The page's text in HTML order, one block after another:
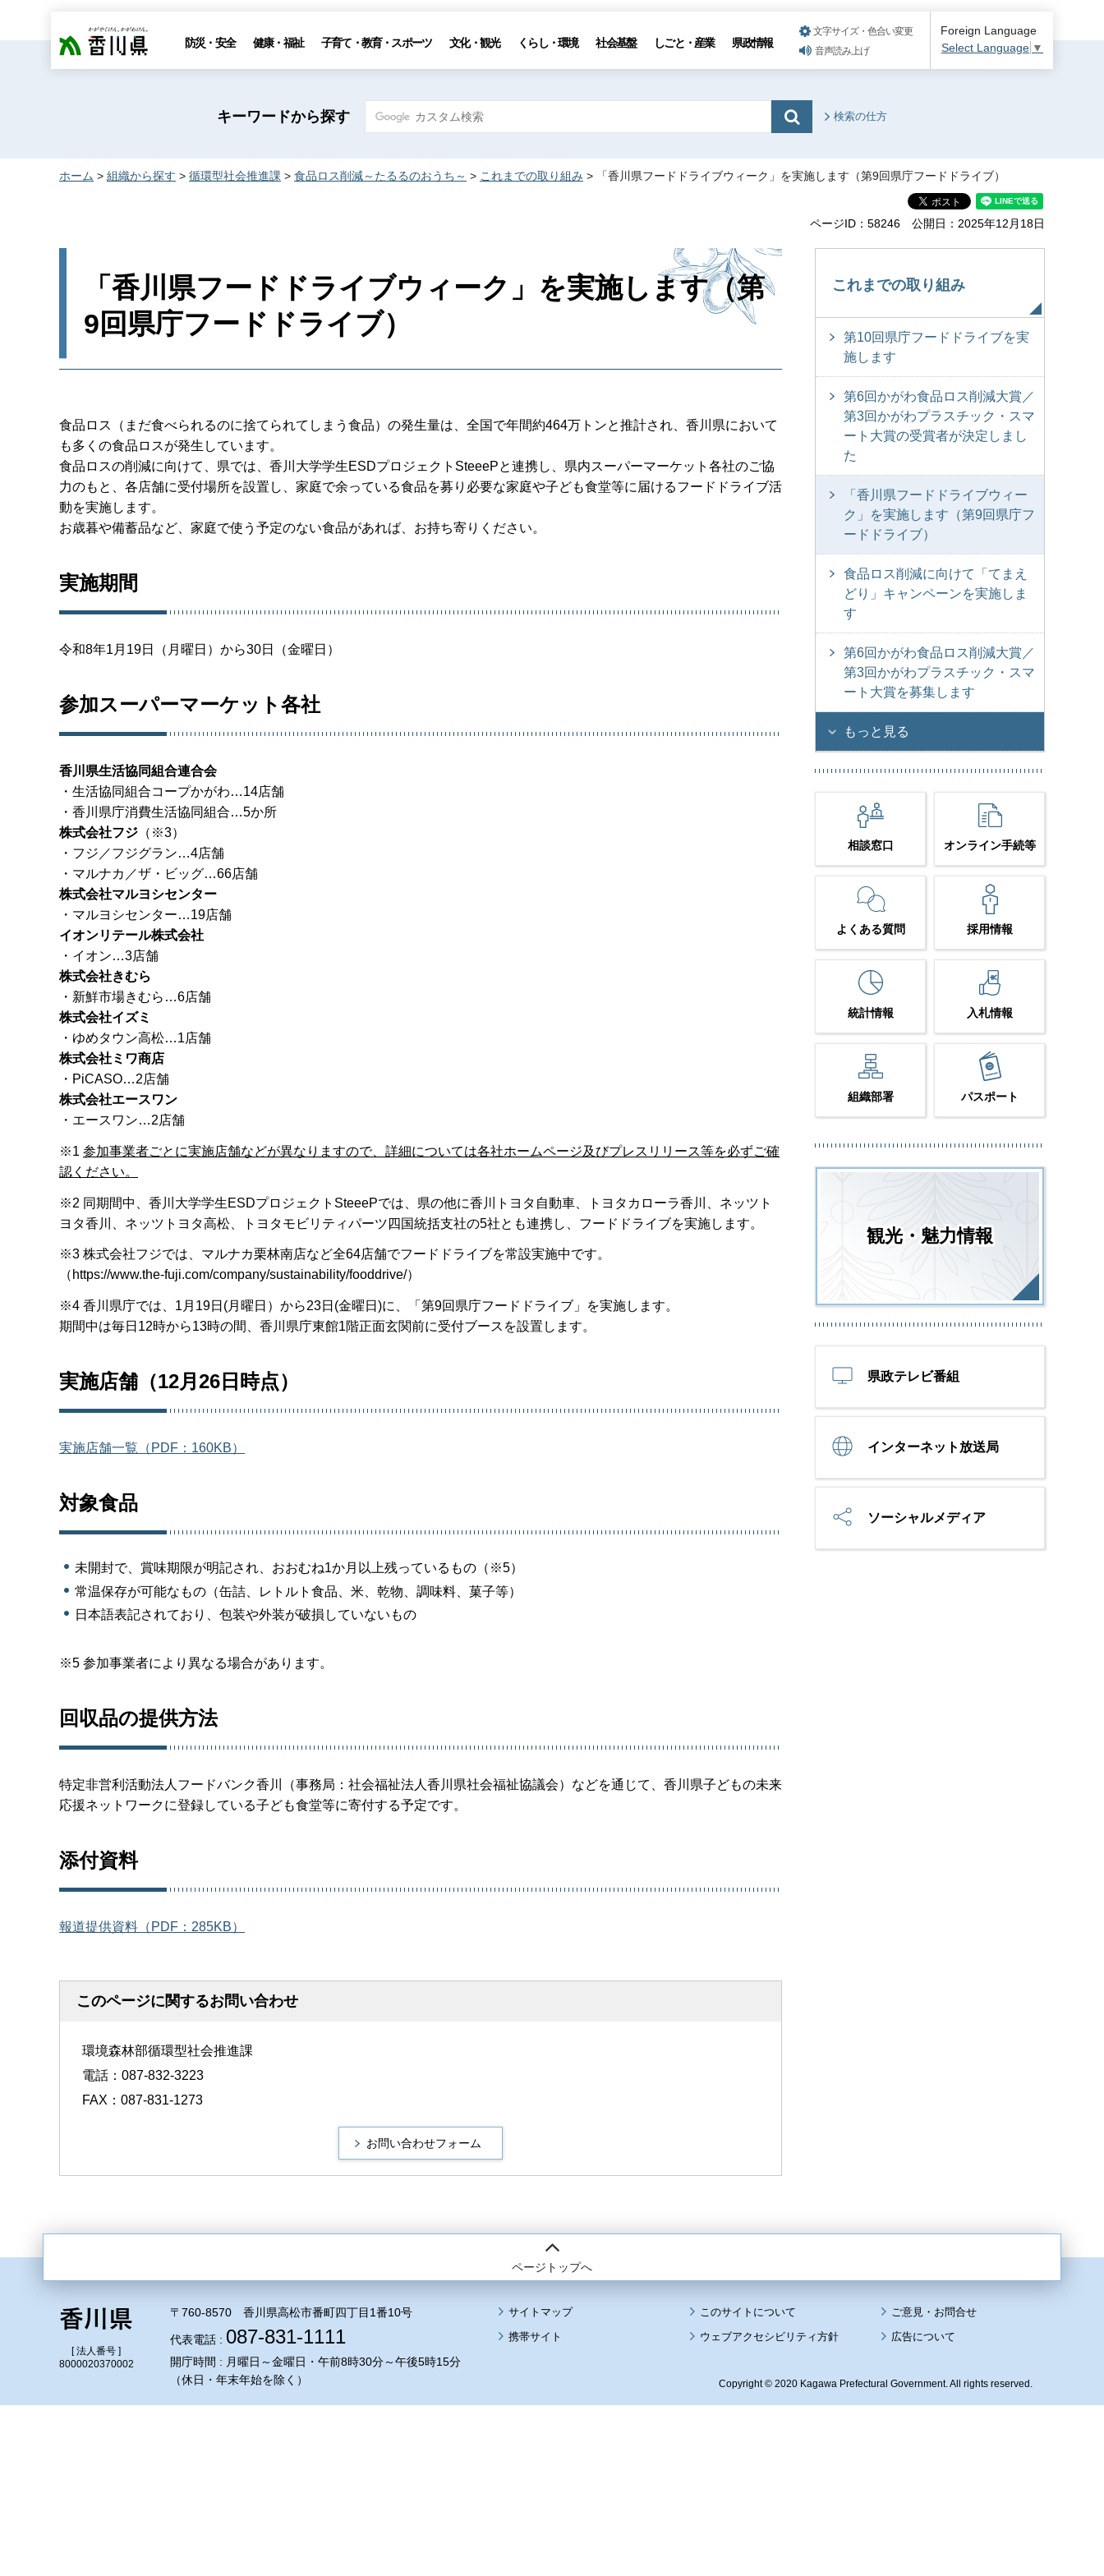
香川県 防災・安全 健康・福祉 子育て・教育・スポーツ 文化・観光 くらし・環境 社会基盤 しごと・産業 県政情報
文字サイズ・色合い変更
音声読み上げ
Foreign Language
Select Language ▼
キーワードから探す 検索の仕方
ホーム > 組織から探す > 循環型社会推進課 > 食品ロス削減～たるるのおうち～ > これまでの取り組み > 「香川県フードドライブウィーク」を実施します（第9回県庁フードドライブ）
ページID：58246 公開日：2025年12月18日
「香川県フードドライブウィーク」を実施します（第
9回県庁フードドライブ）
食品ロス（まだ食べられるのに捨てられてしまう食品）の発生量は、全国で年間約464万トンと推計され、香川県において
も多くの食品ロスが発生しています。
食品ロスの削減に向けて、県では、香川大学学生ESDプロジェクトSteeePと連携し、県内スーパーマーケット各社のご協
力のもと、各店舗に受付場所を設置し、家庭で余っている食品を募り必要な家庭や子ども食堂等に届けるフードドライブ活
動を実施します。
お歳暮や備蓄品など、家庭で使う予定のない食品があれば、お持ち寄りください。
実施期間
令和8年1月19日（月曜日）から30日（金曜日）
参加スーパーマーケット各社
香川県生活協同組合連合会
・生活協同組合コープかがわ…14店舗
・香川県庁消費生活協同組合…5か所
株式会社フジ （※3）
・フジ／フジグラン…4店舗
・マルナカ／ザ・ビッグ…66店舗
株式会社マルヨシセンター
・マルヨシセンター…19店舗
イオンリテール株式会社
・イオン…3店舗
株式会社きむら
・新鮮市場きむら…6店舗
株式会社イズミ
・ゆめタウン高松…1店舗
株式会社ミワ商店
・PiCASO…2店舗
株式会社エースワン
・エースワン…2店舗
※1 参加事業者ごとに実施店舗などが異なりますので、詳細については各社ホームページ及びプレスリリース等を必ずご確
認ください。
※2 同期間中、香川大学学生ESDプロジェクトSteeePでは、県の他に香川トヨタ自動車、トヨタカローラ香川、ネッツト
ヨタ香川、ネッツトヨタ高松、トヨタモビリティパーツ四国統括支社の5社とも連携し、フードドライブを実施します。
※3 株式会社フジでは、マルナカ栗林南店など全64店舗でフードドライブを常設実施中です。
（https://www.the-fuji.com/company/sustainability/fooddrive/）
※4 香川県庁では、1月19日(月曜日）から23日(金曜日)に、「第9回県庁フードドライブ」を実施します。
期間中は毎日12時から13時の間、香川県庁東館1階正面玄関前に受付ブースを設置します。
実施店舗（12月26日時点）
実施店舗一覧（PDF：160KB）
対象食品
未開封で、賞味期限が明記され、おおむね1か月以上残っているもの（※5）
常温保存が可能なもの（缶詰、レトルト食品、米、乾物、調味料、菓子等）
日本語表記されており、包装や外装が破損していないもの
※5 参加事業者により異なる場合があります。
回収品の提供方法
特定非営利活動法人フードバンク香川（事務局：社会福祉法人香川県社会福祉協議会）などを通じて、香川県子どもの未来
応援ネットワークに登録している子ども食堂等に寄付する予定です。
添付資料
報道提供資料（PDF：285KB）
このページに関するお問い合わせ
環境森林部循環型社会推進課
電話：087-832-3223
FAX：087-831-1273
これまでの取り組み
第10回県庁フードドライブを実
施します
第6回かがわ食品ロス削減大賞／
第3回かがわプラスチック・スマ
ート大賞の受賞者が決定しまし
た
「香川県フードドライブウィー
ク」を実施します（第9回県庁フ
ードドライブ）
食品ロス削減に向けて「てまえ
どり」キャンペーンを実施しま
す
第6回かがわ食品ロス削減大賞／
第3回かがわプラスチック・スマ
ート大賞を募集します
もっと見る
相談窓口 オンライン手続等
よくある質問 採用情報
統計情報 入札情報
組織部署 パスポート
観光・魅力情報
県政テレビ番組
インターネット放送局
ソーシャルメディア
ページトップへ
[ 法人番号 ]
8000020370002
〒760-8570 香川県高松市番町四丁目1番10号
代表電話 : 087-831-1111
開庁時間 : 月曜日～金曜日・午前8時30分～午後5時15分
（休日・年末年始を除く）
サイトマップ
このサイトについて
携帯サイト
ウェブアクセシビリティ方針 広告について
Copyright © 2020 Kagawa Prefectural Government. All rights reserved.